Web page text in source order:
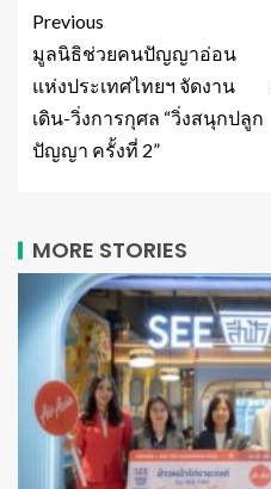
Previous
มูลนิธิช่วยคนปัญญาอ่อน
แห่งประเทศไทยฯ จัดงาน
เดิน-วิ่งการกุศล “วิ่งสนุกปลูก
ปัญญา ครั้งที่ 2”
MORE STORIES